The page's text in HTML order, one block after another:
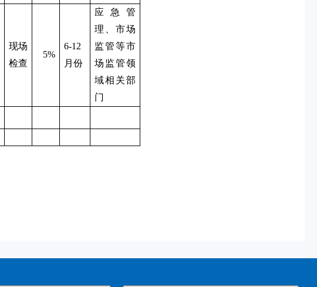
现场
检查
5%
6-12
月份
应急管
理、市场
监管等市
场监管领
域相关部
门